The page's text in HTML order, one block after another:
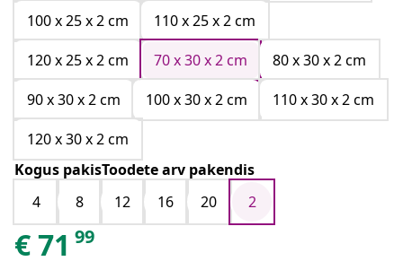
100 x 25 x 2 cm
110 x 25 x 2 cm
120 x 25 x 2 cm
70 x 30 x 2 cm
80 x 30 x 2 cm
90 x 30 x 2 cm
100 x 30 x 2 cm
110 x 30 x 2 cm
120 x 30 x 2 cm
Kogus pakisToodete arv pakendis
4
8 12 16 20 2
€71 99